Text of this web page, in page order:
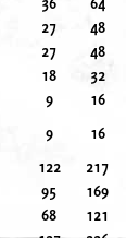
27 48
27 48
18 32
9 16
9 16
122 217
95 169
68 121